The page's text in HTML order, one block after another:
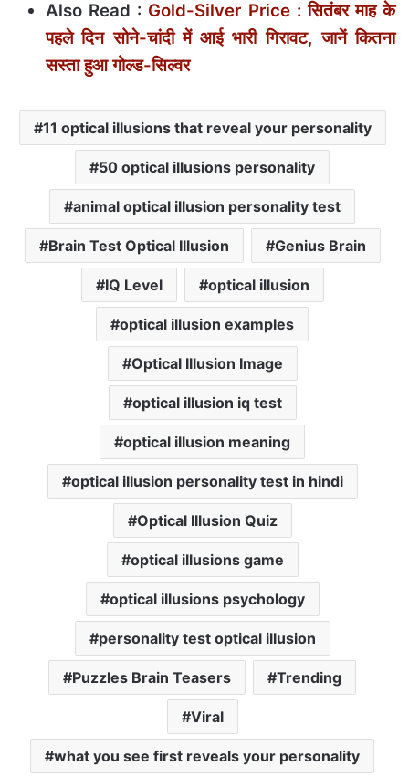
Also Read : Gold-Silver Price : सितंबर माह के
पहले दिन सोने-चांदी में आई भारी गिरावट, जानें कितना
सस्‍ता हुआ गोल्‍ड-सिल्‍वर
11 optical illusions that reveal your personality
50 optical illusions personality
animal optical illusion personality test
Brain Test Optical Illusion Genius Brain
IQ Level optical illusion
optical illusion examples
Optical Illusion Image
optical illusion iq test
optical illusion meaning
optical illusion personality test in hindi
Optical Illusion Quiz
optical illusions game
optical illusions psychology
personality test optical illusion
Puzzles Brain Teasers Trending
Viral
what you see first reveals your personality